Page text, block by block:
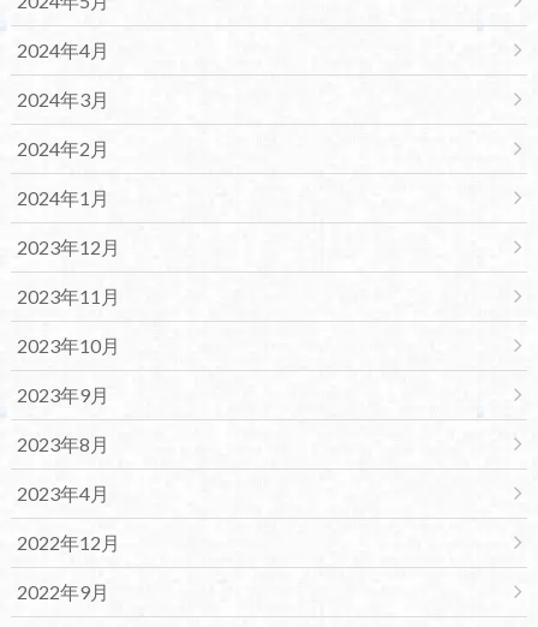
2024年4月
2024年3月
2024年2月
2024年1月
2023年12月
2023年11月
2023年10月
2023年9月
2023年8月
2023年4月
2022年12月
2022年9月